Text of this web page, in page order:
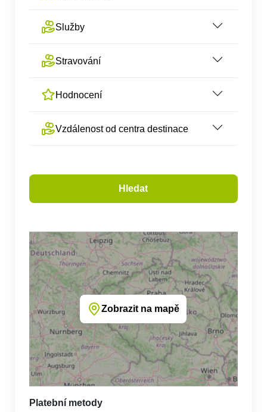
Služby
Stravování
Hodnocení
Vzdálenost od centra destinace
Hledat
Zobrazit na mapě
Platební metody